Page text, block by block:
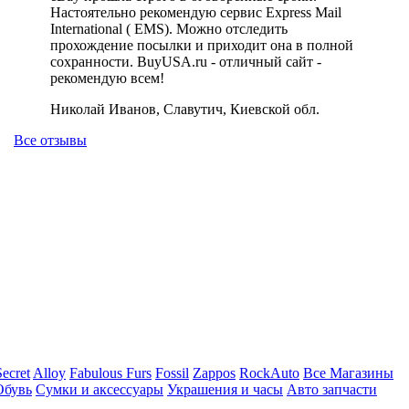
Настоятельно рекомендую сервис Express Mail
International ( EMS). Можно отследить
прохождение посылки и приходит она в полной
сохранности. BuyUSA.ru - отличный сайт -
рекомендую всем!
Николай Иванов, Славутич, Киевской обл.
Все отзывы
Alloy Fabulous Furs Fossil Zappos RockAuto Все Магазины
Сумки и аксессуары Украшения и часы Авто запчасти